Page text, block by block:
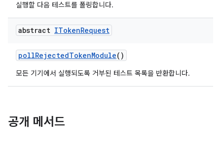
실행할 다음 테스트를 폴링합니다.
abstract ITokenRequest
pollRejectedTokenModule()
모든 기기에서 실행되도록 거부된 테스트 목록을 반환합니다.
공개 메서드